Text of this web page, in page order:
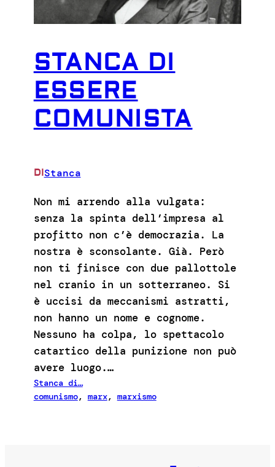
STANCA DI
ESSERE
COMUNISTA
DIStanca
Non mi arrendo alla vulgata:
senza la spinta dell’impresa al
profitto non c’è democrazia. La
nostra è sconsolante. Già. Però
non ti finisce con due pallottole
nel cranio in un sotterraneo. Si
è uccisi da meccanismi astratti,
non hanno un nome e cognome.
Nessuno ha colpa, lo spettacolo
catartico della punizione non può
avere luogo.…
Stanca di…
comunismo, marx, marxismo